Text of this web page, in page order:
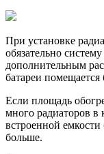
При установке
обязательно
дополнительным
батареи
Если площадь
много радиаторов в
встроенной емкости
больше.